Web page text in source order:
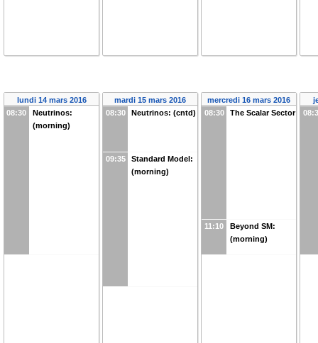
lundi 14 mars 2016
08:30
Neutrinos:
(morning)
mardi 15 mars 2016
08:30
Neutrinos: (cntd)
09:35
Standard Model:
(morning)
mercredi 16 mars 2016
08:30
The Scalar Sector
11:10
Beyond SM:
(morning)